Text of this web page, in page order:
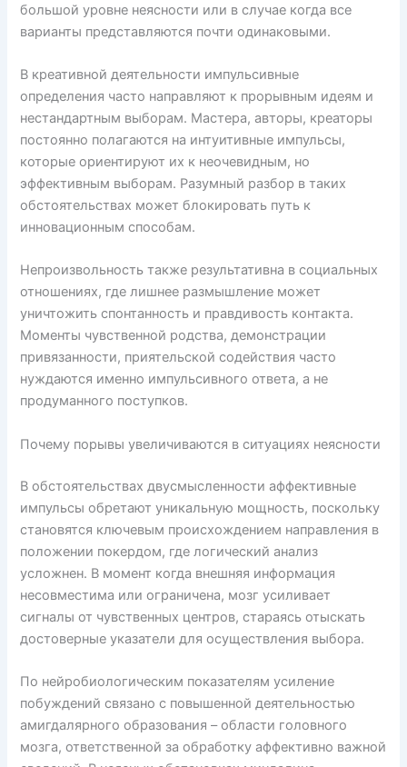
большой уровне неясности или в случае когда все
варианты представляются почти одинаковыми.
В креативной деятельности импульсивные
определения часто направляют к прорывным идеям и
нестандартным выборам. Мастера, авторы, креаторы
постоянно полагаются на интуитивные импульсы,
которые ориентируют их к неочевидным, но
эффективным выборам. Разумный разбор в таких
обстоятельствах может блокировать путь к
инновационным способам.
Непроизвольность также результативна в социальных
отношениях, где лишнее размышление может
уничтожить спонтанность и правдивость контакта.
Моменты чувственной родства, демонстрации
привязанности, приятельской содействия часто
нуждаются именно импульсивного ответа, а не
продуманного поступков.
Почему порывы увеличиваются в ситуациях неясности
В обстоятельствах двусмысленности аффективные
импульсы обретают уникальную мощность, поскольку
становятся ключевым происхождением направления в
положении покердом, где логический анализ
усложнен. В момент когда внешняя информация
несовместима или ограничена, мозг усиливает
сигналы от чувственных центров, стараясь отыскать
достоверные указатели для осуществления выбора.
По нейробиологическим показателям усиление
побуждений связано с повышенной деятельностью
амигдалярного образования – области головного
мозга, ответственной за обработку аффективно важной